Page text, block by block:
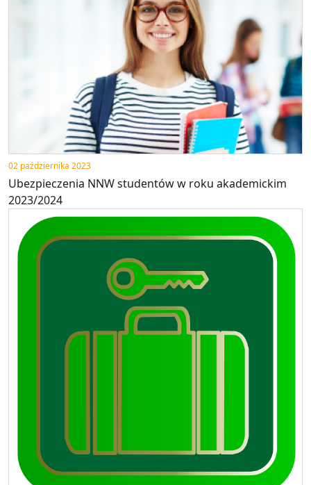
02 października 2023
Ubezpieczenia NNW studentów w roku akademickim
2023/2024